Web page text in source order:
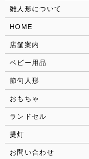
雛人形について
HOME
店舗案内
ベビー用品
節句人形
おもちゃ
ランドセル
提灯
お問い合わせ